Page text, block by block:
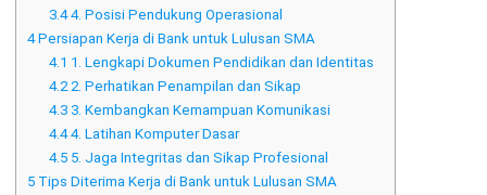
3.44. Posisi Pendukung Operasional
4Persiapan Kerja di Bank untuk Lulusan SMA
4.1 1. Lengkapi Dokumen Pendidikan dan Identitas
4.22. Perhatikan Penampilan dan Sikap
4.33. Kembangkan Kemampuan Komunikasi
4.44. Latihan Komputer Dasar
4.55. Jaga Integritas dan Sikap Profesional
5 Tips Diterima Kerja di Bank untuk Lulusan SMA